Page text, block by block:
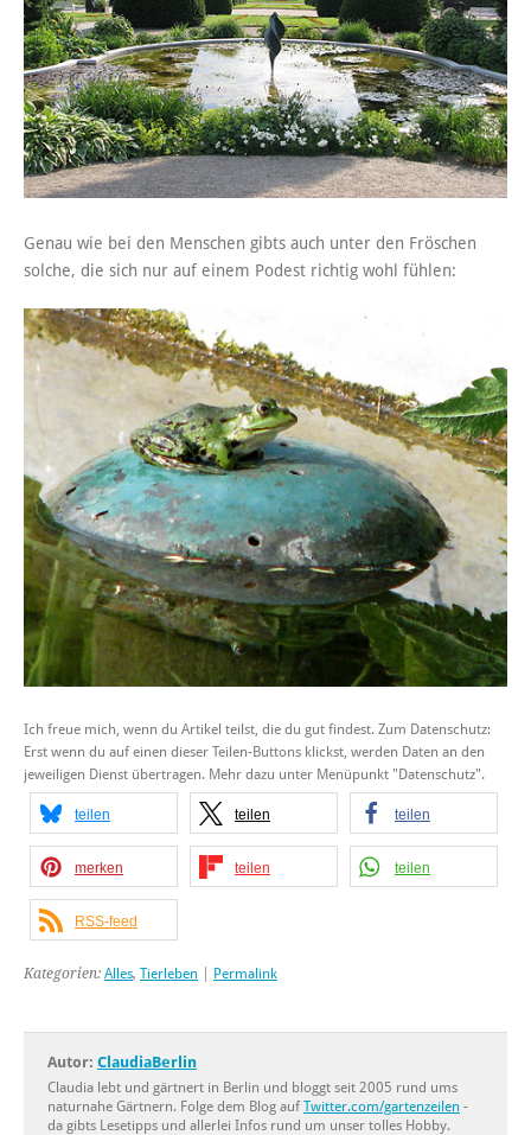
Genau wie bei den Menschen gibts auch unter den Fröschen
solche, die sich nur auf einem Podest richtig wohl fühlen:
Ich freue mich, wenn du Artikel teilst, die du gut findest. Zum Datenschutz:
Erst wenn du auf einen dieser Teilen-Buttons klickst, werden Daten an den
jeweiligen Dienst übertragen. Mehr dazu unter Menüpunkt "Datenschutz".
teilen teilen teilen
merken teilen teilen
RSS-feed
Kategorien: Alles, Tierleben Permalink
Autor: ClaudiaBerlin
Claudia lebt und gärtnert in Berlin und bloggt seit 2005 rund ums
naturnahe Gärtnern. Folge dem Blog aufTwitter.com/gartenzeilen -
da gibts Lesetipps und allerlei Infos rund um unser tolles Hobby.